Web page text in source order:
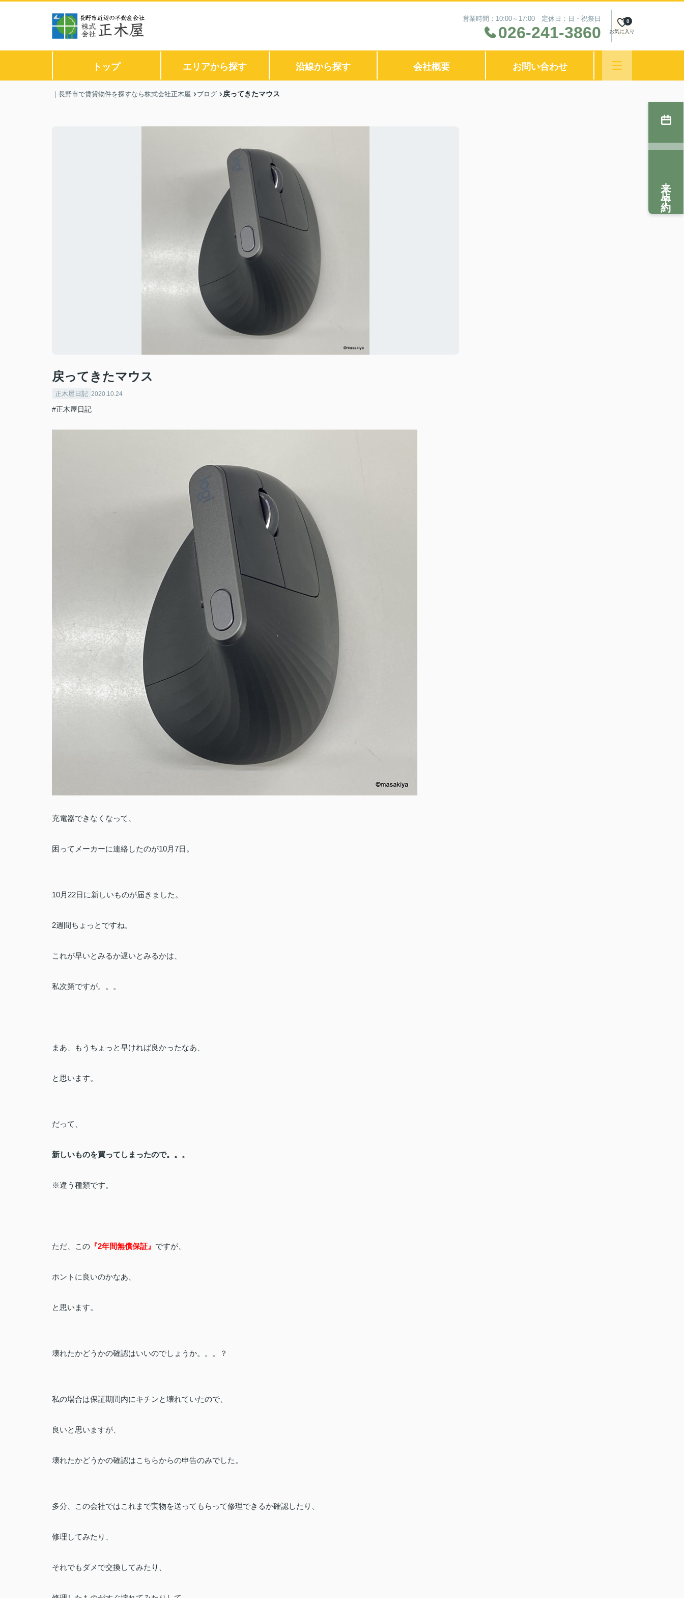
営業時間：10:00～17:00 定休日：日・祝祭日
026-241-3860 お気に入り
0
トップ エリアから探す 沿線から探す 会社概要 お問い合わせ
｜長野市で賃貸物件を探すなら株式会社正木屋 ブログ 戻ってきたマウス
戻ってきたマウス
正木屋日記 2020.10.24
#正木屋日記
充電器できなくなって、
困ってメーカーに連絡したのが10月7日。
10月22日に新しいものが届きました。
2週間ちょっとですね。
これが早いとみるか遅いとみるかは、
私次第ですが。。。
まあ、もうちょっと早ければ良かったなあ、
と思います。
だって、
新しいものを買ってしまったので。。。
※違う種類です。
ただ、この 『2年間無償保証』 ですが、
ホントに良いのかなあ、
と思います。
壊れたかどうかの確認はいいのでしょうか。。。？
私の場合は保証期間内にキチンと壊れていたので、
良いと思いますが、
壊れたかどうかの確認はこちらからの申告のみでした。
多分、この会社ではこれまで実物を送ってもらって修理できるか確認したり、
修理してみたり、
それでもダメで交換してみたり、
来店予約